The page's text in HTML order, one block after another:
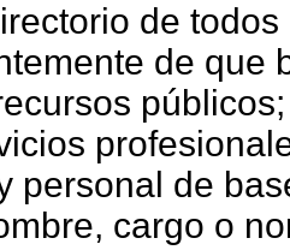
de
de que
personal de
cargo o